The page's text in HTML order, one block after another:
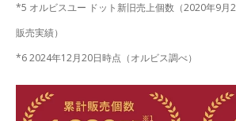
*5 オルビスユー ドット新旧売上個数（2020年9月
販売実績）
*6 2024年12月20日時点（オルビス調べ）